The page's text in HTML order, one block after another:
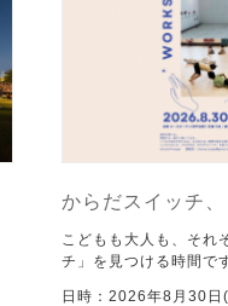
からだスイッチ
こどもも大人も、それ
チ」を見つける時間で
日時：2026年8月30日